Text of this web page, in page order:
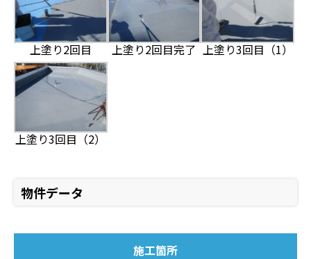
上塗り2回目 上塗り2回目完了 上塗り3回目（1）
上塗り3回目（2）
物件データ
施工箇所